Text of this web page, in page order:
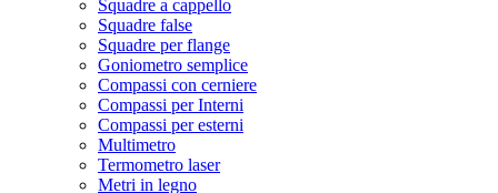
Squadre a cappello
Squadre false
Squadre per flange
Goniometro semplice
Compassi con cerniere
Compassi per Interni
Compassi per esterni
Multimetro
Termometro laser
Metri in legno